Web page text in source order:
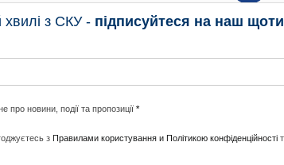
НОВИНИ
з СКУ - підписуйтеся на наш
про новини, події та пропозиції *
з Правилами користування и Політикою конфіденційності